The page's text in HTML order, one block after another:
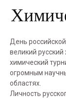
День
великий
химический
огромным
областях.
Личность